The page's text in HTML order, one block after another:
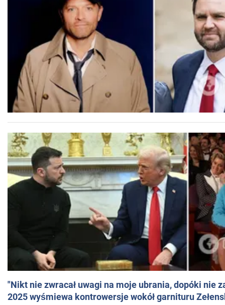
"Nikt nie zwracał uwagi na moje ubrania, dopóki nie
2025 wyśmiewa kontrowersje wokół garnituru